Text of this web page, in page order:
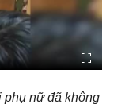
phụ nữ đã không